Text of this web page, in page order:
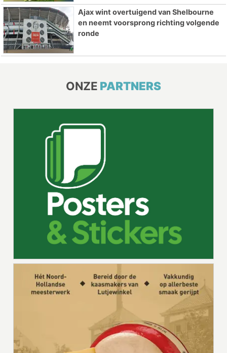
Ajax wint overtuigend van Shelbourne
en neemt voorsprong richting volgende
ronde
ONZE PARTNERS